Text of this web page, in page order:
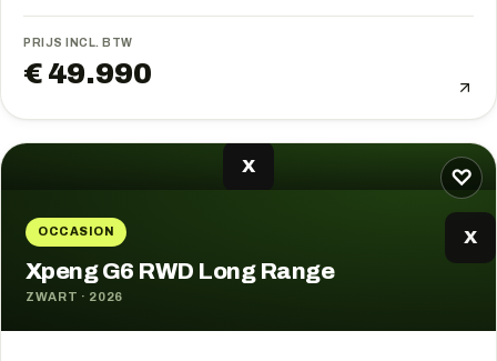
PRIJS INCL. BTW
€ 49.990
♡
X
OCCASION X
Xpeng G6 RWD Long Range
ZWART · 2026